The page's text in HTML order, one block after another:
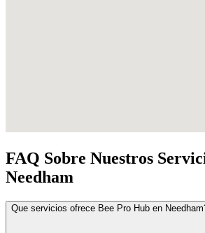
FAQ Sobre Nuestros
Needham
Que servicios ofrece Bee Pro Hub en